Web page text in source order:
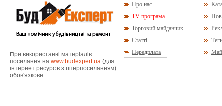
При використанні матеріалів
посилання на www.budexpert.ua (для
інтернет ресурсів з гіперпосиланням)
обов'язкове.
Про нас
TV-програма
Торговий майданчик
Статті
Теги
Передплата